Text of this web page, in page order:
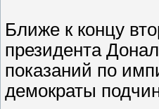
Ближе к концу
президента
показаний по
демократы